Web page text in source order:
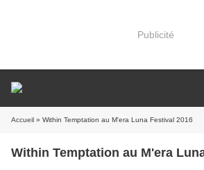
Publicité
Accueil » Within Temptation au M'era Luna Festival 2016
Within Temptation au M'era